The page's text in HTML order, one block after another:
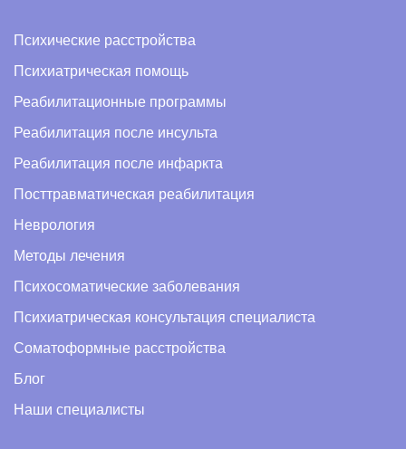
Психические расстройства
Психиатрическая помощь
Реабилитационные программы
Реабилитация после инсульта
Реабилитация после инфаркта
Посттравматическая реабилитация
Неврология
Методы лечения
Психосоматические заболевания
Психиатрическая консультация специалиста
Соматоформные расстройства
Блог
Наши специалисты